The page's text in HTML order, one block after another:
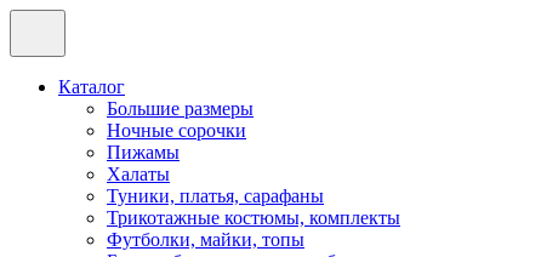
Каталог
Большие размеры
Ночные сорочки
Пижамы
Халаты
Туники, платья, сарафаны
Трикотажные костюмы, комплекты
Футболки, майки, топы